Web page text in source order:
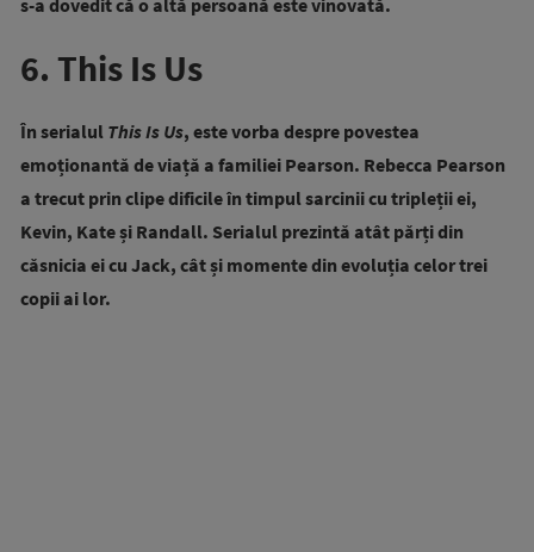
s-a dovedit că o altă persoană este vinovată.
6. This Is Us
În serialul This Is Us, este vorba despre povestea
emoționantă de viață a familiei Pearson. Rebecca Pearson
a trecut prin clipe dificile în timpul sarcinii cu tripleții ei,
Kevin, Kate și Randall. Serialul prezintă atât părți din
căsnicia ei cu Jack, cât și momente din evoluția celor trei
copii ai lor.